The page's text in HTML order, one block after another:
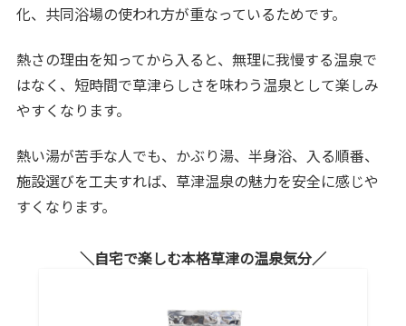
化、共同浴場の使われ方が重なっているためです。
熱さの理由を知ってから入ると、無理に我慢する温泉で
はなく、短時間で草津らしさを味わう温泉として楽しみ
やすくなります。
熱い湯が苦手な人でも、かぶり湯、半身浴、入る順番、
施設選びを工夫すれば、草津温泉の魅力を安全に感じや
すくなります。
自宅で楽しむ本格草津の温泉気分